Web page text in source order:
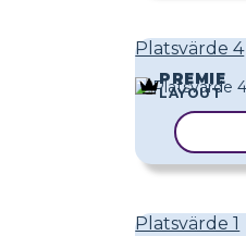
Platsvärde 4
PREMIE
LAYOUT
Platsvärde 1